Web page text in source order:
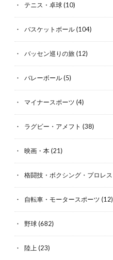
テニス・卓球(10)
バスケットボール(104)
バッセン巡りの旅(12)
バレーボール(5)
マイナースポーツ (4)
ラグビー・アメフト (38)
映画・本(21)
格闘技・ボクシング・プロレス
自転車・モータースポーツ (12)
野球(682)
陸上 (23)